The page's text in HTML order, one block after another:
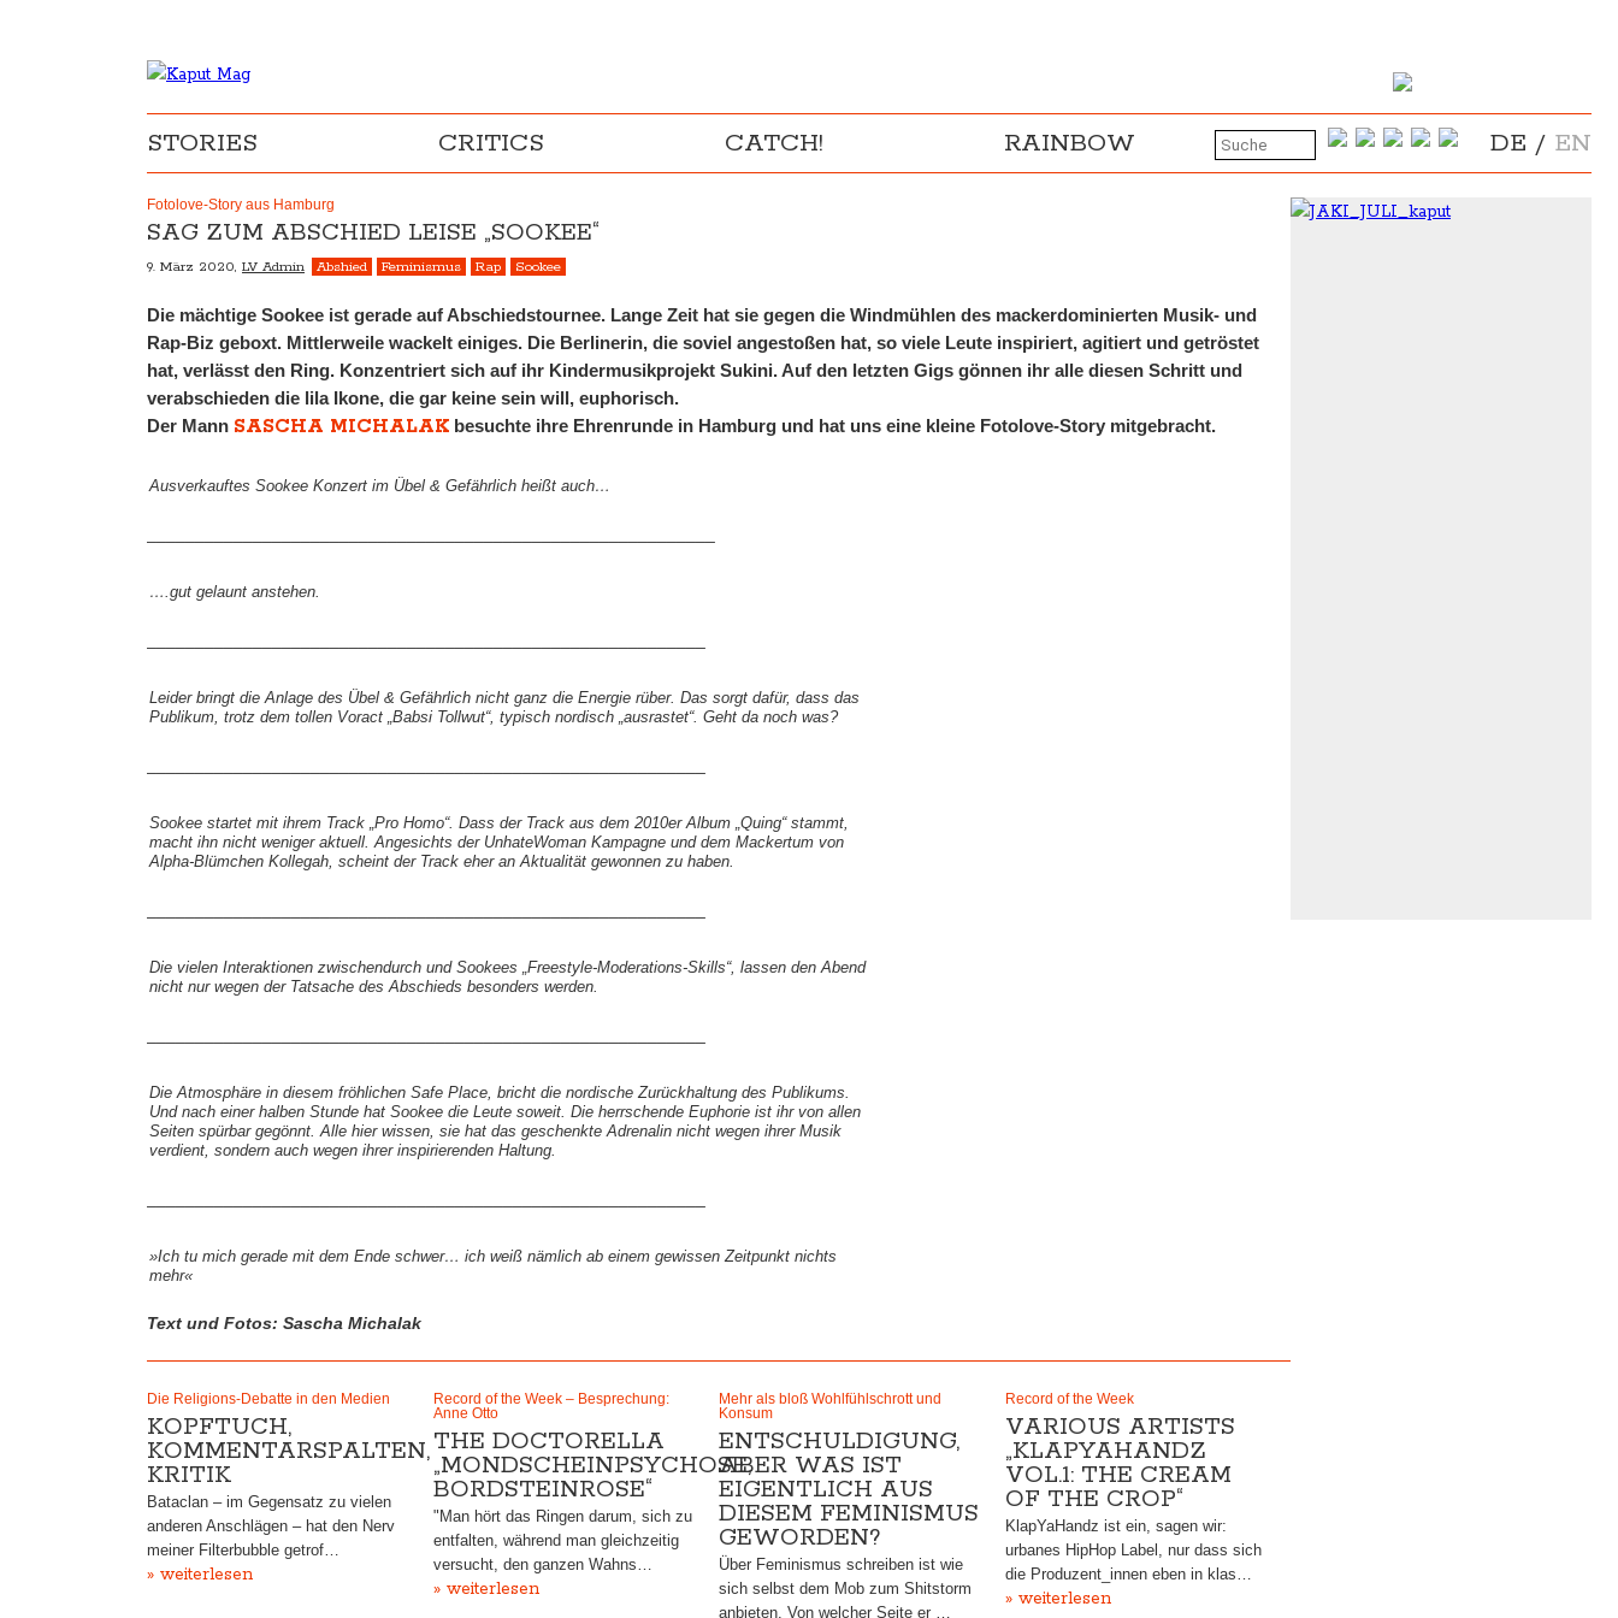
STORIES CRITICS CATCH! RAINBOW DE / EN
Fotolove-Story aus Hamburg
SAG ZUM ABSCHIED LEISE „SOOKEE“
9. März 2020, LV Admin Abshied Feminismus Rap Sookee
Die mächtige Sookee ist gerade auf Abschiedstournee. Lange Zeit hat sie gegen die Windmühlen des mackerdominierten Musik- und
Rap-Biz geboxt. Mittlerweile wackelt einiges. Die Berlinerin, die soviel angestoßen hat, so viele Leute inspiriert, agitiert und getröstet
hat, verlässt den Ring. Konzentriert sich auf ihr Kindermusikprojekt Sukini. Auf den letzten Gigs gönnen ihr alle diesen Schritt und
verabschieden die lila Ikone, die gar keine sein will, euphorisch.
Der Mann SASCHA MICHALAK besuchte ihre Ehrenrunde in Hamburg und hat uns eine kleine Fotolove-Story mitgebracht.
Ausverkauftes Sookee Konzert im Übel & Gefährlich heißt auch…
….gut gelaunt anstehen.
Leider bringt die Anlage des Übel & Gefährlich nicht ganz die Energie rüber. Das sorgt dafür, dass das
Publikum, trotz dem tollen Voract „Babsi Tollwut“, typisch nordisch „ausrastet“. Geht da noch was?
Sookee startet mit ihrem Track „Pro Homo“. Dass der Track aus dem 2010er Album „Quing“ stammt,
macht ihn nicht weniger aktuell. Angesichts der UnhateWoman Kampagne und dem Mackertum von
Alpha-Blümchen Kollegah, scheint der Track eher an Aktualität gewonnen zu haben.
Die vielen Interaktionen zwischendurch und Sookees „Freestyle-Moderations-Skills“, lassen den Abend
nicht nur wegen der Tatsache des Abschieds besonders werden.
Die Atmosphäre in diesem fröhlichen Safe Place, bricht die nordische Zurückhaltung des Publikums.
Und nach einer halben Stunde hat Sookee die Leute soweit. Die herrschende Euphorie ist ihr von allen
Seiten spürbar gegönnt. Alle hier wissen, sie hat das geschenkte Adrenalin nicht wegen ihrer Musik
verdient, sondern auch wegen ihrer inspirierenden Haltung.
»Ich tu mich gerade mit dem Ende schwer… ich weiß nämlich ab einem gewissen Zeitpunkt nichts
mehr«
Text und Fotos: Sascha Michalak
Die Religions-Debatte in den Medien
KOPFTUCH,
KOMMENTARSPALTEN,
KRITIK
Bataclan – im Gegensatz zu vielen
anderen Anschlägen – hat den Nerv
meiner Filterbubble getrof…
» weiterlesen
Record of the Week – Besprechung:
Anne Otto
THE DOCTORELLA
„MONDSCHEINPSYCHOSE,
BORDSTEINROSE“
"Man hört das Ringen darum, sich zu
entfalten, während man gleichzeitig
versucht, den ganzen Wahns…
» weiterlesen
Mehr als bloß Wohlfühlschrott und
Konsum
ENTSCHULDIGUNG,
ABER WAS IST
EIGENTLICH AUS
DIESEM FEMINISMUS
GEWORDEN?
Über Feminismus schreiben ist wie
sich selbst dem Mob zum Shitstorm
anbieten. Von welcher Seite er …
Record of the Week
VARIOUS ARTISTS
„KLAPYAHANDZ
VOL.1: THE CREAM
OF THE CROP“
KlapYaHandz ist ein, sagen wir:
urbanes HipHop Label, nur dass sich
die Produzent_innen eben in klas…
» weiterlesen